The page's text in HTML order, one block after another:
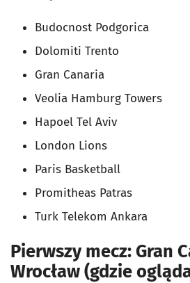
Budocnost Podgorica
Dolomiti Trento
Gran Canaria
Veolia Hamburg Towers
Hapoel Tel Aviv
London Lions
Paris Basketball
Promitheas Patras
Turk Telekom Ankara
Pierwszy mecz: Gran
Wrocław (gdzie